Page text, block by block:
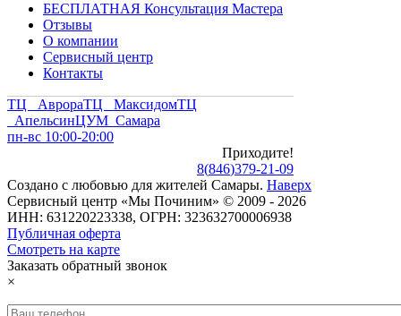
БЕСПЛАТНАЯ Консультация Мастера
Отзывы
О компании
Сервисный центр
Контакты
ТЦ АврораТЦ МаксидомТЦ
АпельсинЦУМ Самара
пн-вс 10:00-20:00
Приходите!
8(846)379-21-09
Создано с любовью для жителей Самары. Наверх
Сервисный центр «Мы Починим» © 2009 - 2026
ИНН: 631220223338, ОГРН: 323632700006938
Публичная оферта
Смотреть на карте
Заказать обратный звонок
×